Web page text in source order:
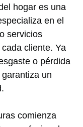
hogar es una
en el
servicios
cliente. Ya
o pérdida
un
comienza